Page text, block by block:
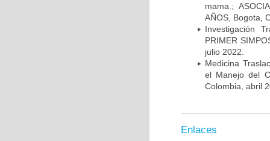
mama.;
AÑOS, Bogota,
Investigación
PRIMER
julio 2022.
Medicina
el Manejo del
Colombia, abril
Enlaces